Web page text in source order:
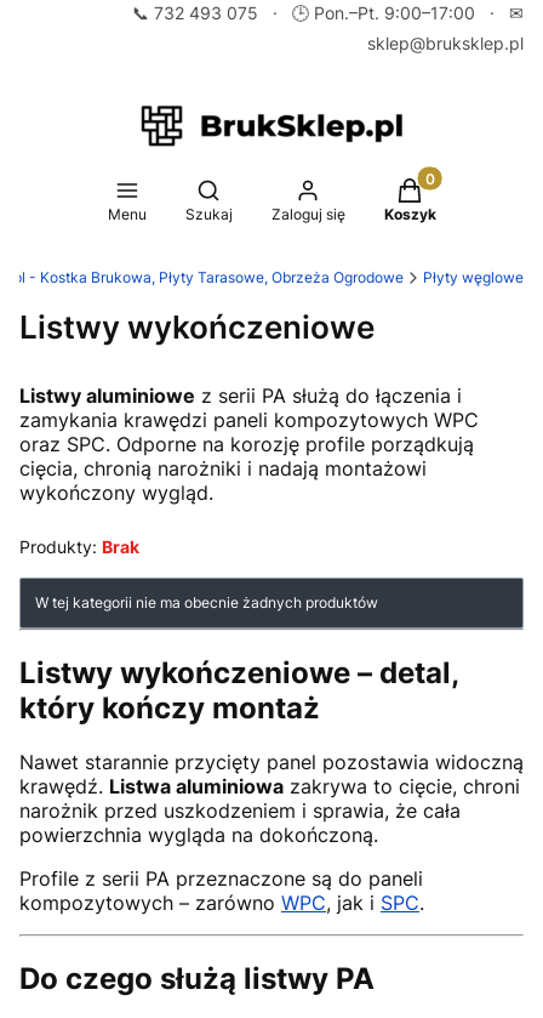
📞 732 493 075 · 🕒 Pon.–Pt. 9:00–17:00 · ✉
sklep@bruksklep.pl
Menu
Otwórz wyszukiwarkę
Szukaj Zaloguj się
Produkty w
Koszyk
- Kostka Brukowa, Płyty Tarasowe, Obrzeża Ogrodowe Płyty węglowe
Listwy wykończeniowe
Listwy aluminiowe z serii PA służą do łączenia i
zamykania krawędzi paneli kompozytowych WPC
oraz SPC. Odporne na korozję profile porządkują
cięcia, chronią narożniki i nadają montażowi
wykończony wygląd.
Produkty: Brak
Lista produktów
W tej kategorii nie ma obecnie żadnych produktów
Listwy wykończeniowe – detal,
który kończy montaż
Nawet starannie przycięty panel pozostawia widoczną
krawędź. Listwa aluminiowa zakrywa to cięcie, chroni
narożnik przed uszkodzeniem i sprawia, że cała
powierzchnia wygląda na dokończoną.
Profile z serii PA przeznaczone są do paneli
kompozytowych – zarówno WPC, jak i SPC.
Do czego służą listwy PA